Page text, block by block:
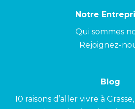
Notre
Qui sommes
Rejoignez-
Blog
10 raisons d’aller vivre à